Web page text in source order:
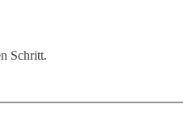
Schritt.